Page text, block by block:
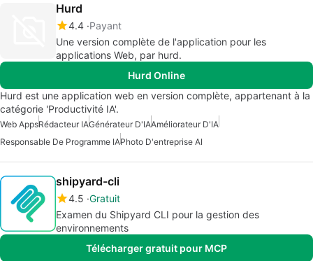
Hurd
4.4 Payant
Une version complète de l'application pour les
applications Web, par hurd.
Hurd Online
Hurd est une application web en version complète, appartenant à la
catégorie 'Productivité IA'.
Web AppsRédacteur IAGénérateur D'IAAméliorateur D'IA
Responsable De Programme IAPhoto D'entreprise AI
shipyard-cli
4.5 Gratuit
Examen du Shipyard CLI pour la gestion des
environnements
Télécharger gratuit pour MCP